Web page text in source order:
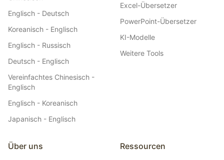
Englisch - Deutsch
Koreanisch - Englisch
Englisch - Russisch
Deutsch - Englisch
Vereinfachtes Chinesisch -
Englisch
Englisch - Koreanisch
Japanisch - Englisch
Excel-Übersetzer
PowerPoint-Übersetzer
KI-Modelle
Weitere Tools
Über uns Ressourcen